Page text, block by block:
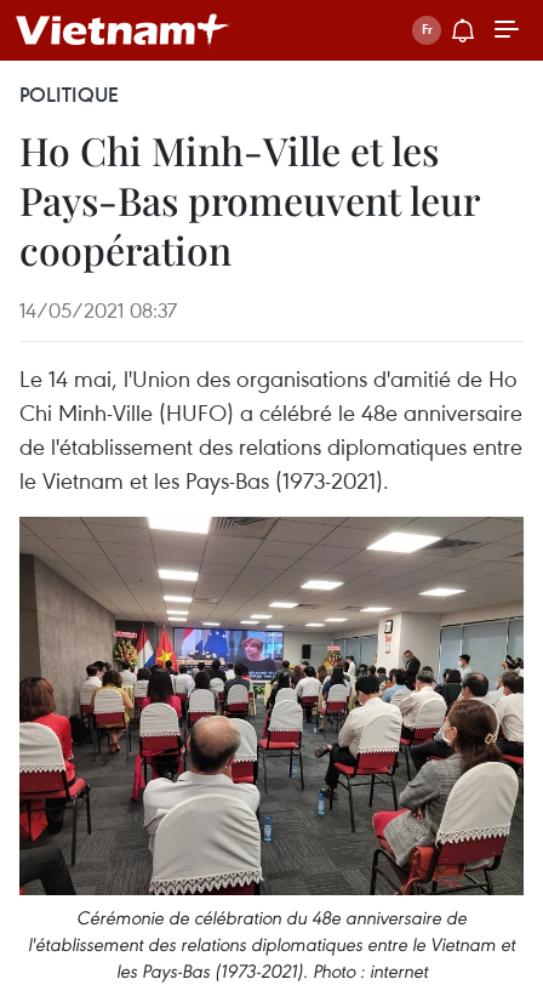
POLITIQUE
Ho Chi Minh-Ville et les
Pays-Bas promeuvent leur
coopération
14/05/2021 08:37
Le 14 mai, l'Union des organisations d'amitié de Ho
Chi Minh-Ville (HUFO) a célébré le 48e anniversaire
de l'établissement des relations diplomatiques entre
le Vietnam et les Pays-Bas (1973-2021).
Cérémonie de célébration du 48e anniversaire de
l'établissement des relations diplomatiques entre le Vietnam et
les Pays-Bas (1973-2021). Photo : internet